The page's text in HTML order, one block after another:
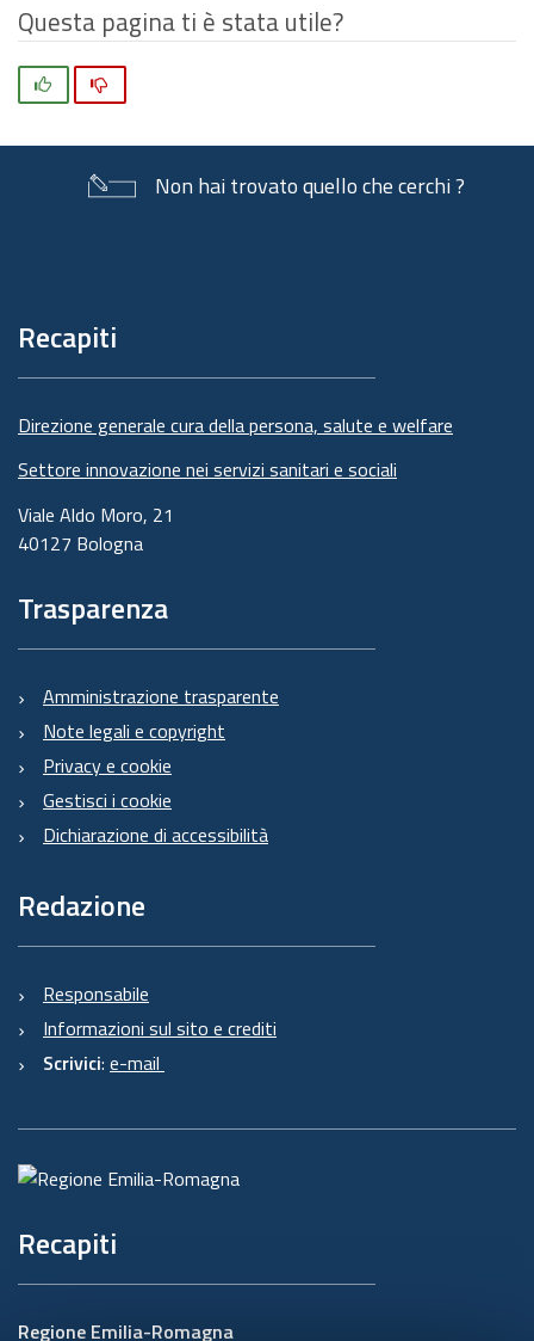
Questa pagina ti è stata utile?
Non hai trovato quello che cerchi ?
pagina
Recapiti
Direzione generale cura della persona, salute e welfare
Settore innovazione nei servizi sanitari e sociali
Viale Aldo Moro, 21
40127 Bologna
Trasparenza
Amministrazione trasparente
Note legali e copyright
Privacy e cookie
Gestisci i cookie
Dichiarazione di accessibilità
Redazione
Responsabile
Informazioni sul sito e crediti
Scrivici: e-mail
Recapiti
Regione Emilia-Romagna